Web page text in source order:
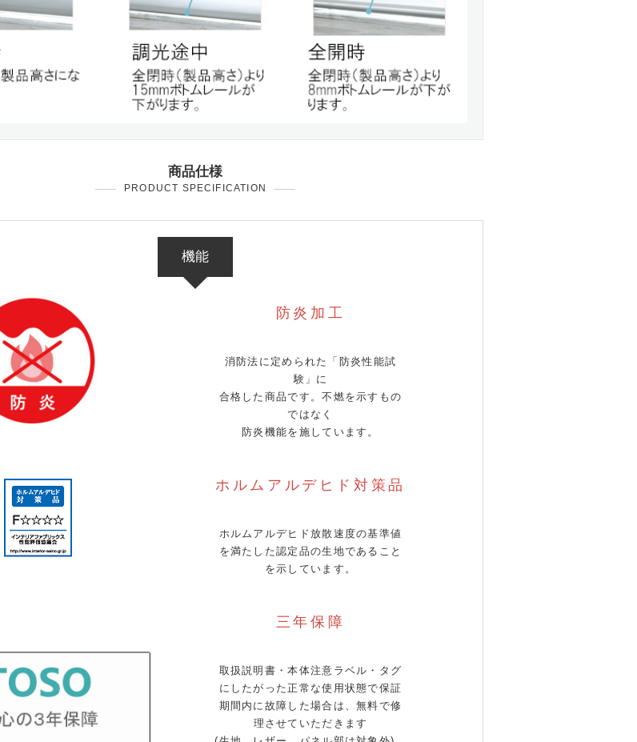
商品仕様
PRODUCT SPECIFICATION
機能
防炎加工
消防法に定められた「防炎性能試
験」に
合格した商品です。不燃を示すもの
ではなく
防炎機能を施しています。
ホルムアルデヒド対策品
ホルムアルデヒド放散速度の基準値
を満たした認定品の生地であること
を示しています。
三年保障
取扱説明書・本体注意ラベル・タグ
にしたがった正常な使用状態で保証
期間内に故障した場合は、無料で修
理させていただきます